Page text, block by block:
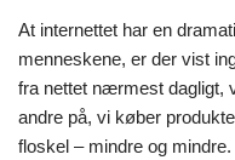
At internettet har en
menneskene, er der vist
fra nettet nærmest dagligt,
andre på, vi køber
floskel – mindre og